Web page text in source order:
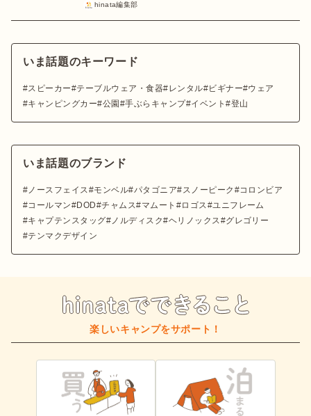
hinata編集部
いま話題のキーワード
スピーカー テーブルウェア・食器 レンタル ビギナー
ウェア
キャンピングカー 公園 手ぶらキャンプ イベント 登山
いま話題のブランド
ノースフェイス モンベル パタゴニア スノーピーク
コロンビア
コールマン
DOD チャムス マムート ロゴス
ユニフレーム
キャプテンスタッグ
ノルディスク ヘリノックス
グレゴリー
テンマクデザイン
楽しいキャンプをサポート！